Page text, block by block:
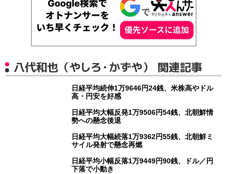
八代和也（やしろ・かずや） 関連記事
日経平均続伸1万9646円24銭、米株高やドル
高・円安を好感
日経平均大幅反発1万9506円54銭、北朝鮮情
勢への懸念後退
日経平均大幅続落1万9362円55銭、北朝鮮ミ
サイル発射で懸念再燃
日経平均小幅反落1万9449円90銭、ドル／円
下落で小動き